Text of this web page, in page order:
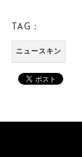
TAG：
ニュースキン